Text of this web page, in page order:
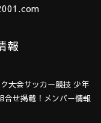
報
大会サッカー競技 少年
合せ掲載！メンバー情報